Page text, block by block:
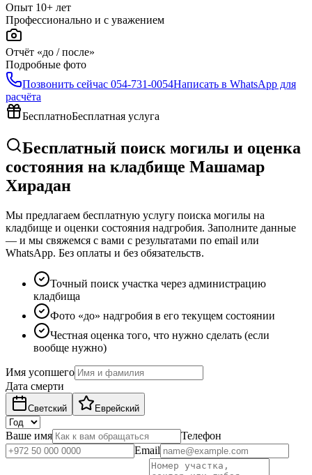
Опыт 10+ лет
Профессионально и с уважением
Отчёт «до / после»
Подробные фото
Позвонить сейчас 054-731-0054Написать в WhatsApp для
расчёта
БесплатноБесплатная услуга
Бесплатный поиск могилы и оценка
состояния на кладбище Машамар
Хирадан
Мы предлагаем бесплатную услугу поиска могилы на
кладбище и оценки состояния надгробия. Заполните данные
— и мы свяжемся с вами с результатами по email или
WhatsApp. Без оплаты и без обязательств.
Точный поиск участка через администрацию
кладбища
Фото «до» надгробия в его текущем состоянии
Честная оценка того, что нужно сделать (если
вообще нужно)
Имя усопшего
Дата смерти
Светский Еврейский
Ваше имя
Телефон
Email